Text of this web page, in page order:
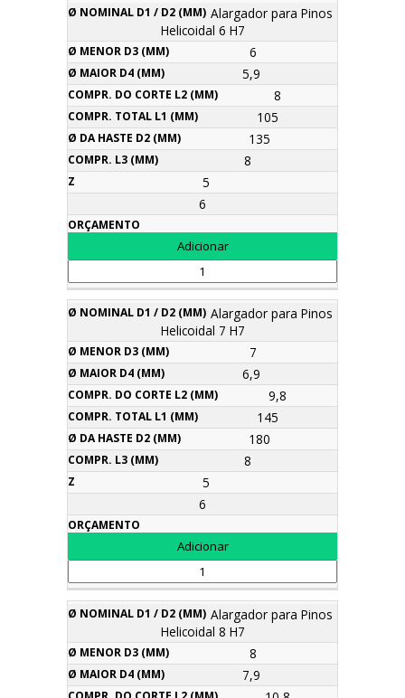
Alargador para Pinos
Helicoidal 6 H7
6
5,9
8
105
135
8
5
6
Alargador para Pinos
Helicoidal 7 H7
7
6,9
9,8
145
180
8
5
6
Alargador para Pinos
Helicoidal 8 H7
8
7,9